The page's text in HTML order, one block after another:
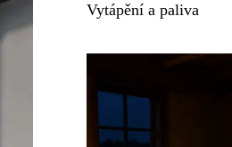
Vytápění a paliva